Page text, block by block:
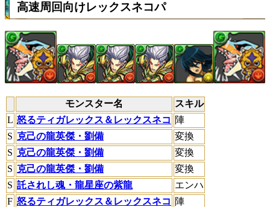
高速周回向けレックスネコパ
モンスター名
スキル
L 怒るティガレックス＆レックスネコ 陣
S 克己の龍英傑・劉備
変換
S 克己の龍英傑・劉備
変換
S 克己の龍英傑・劉備
変換
S 託されし魂・龍星座の紫龍
エンハ
F 怒るティガレックス＆レックスネコ 陣